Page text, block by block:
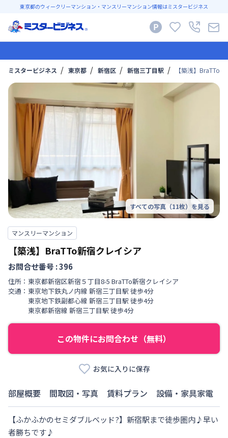
東京都のウィークリーマンション・マンスリーマンション情報はミスタービジネス
ミスタービジネス 東京都 新宿区 新宿三丁目駅 【️築浅️】BraTTo
すべての写真（11枚）を見る
マンスリーマンション
【️築浅️】BraTTo新宿クレイシア
お問合せ番号 :396
住所： 東京都新宿区新宿５丁目8-5 BraTTo新宿クレイシア
交通： 東京地下鉄丸ノ内線 新宿三丁目駅 徒歩4分
東京地下鉄副都心線 新宿三丁目駅 徒歩4分
東京都新宿線 新宿三丁目駅 徒歩4分
この物件にお問合わせ（無料）
お気に入りに保存
部屋概要 間取図・写真 賃料プラン 設備・家具家電
【ふかふかのセミダブルベッド?】新宿駅まで徒歩圏内♪早い
者勝ちです♪